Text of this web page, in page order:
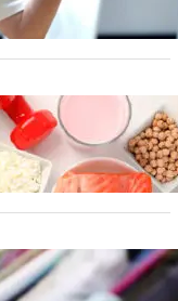
de
a tu dieta este mes
se suman a la
mano premium